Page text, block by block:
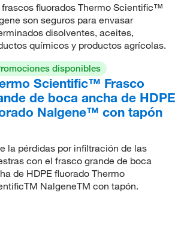
frascos fluorados Thermo Scientific™
son seguros para envasar
disolventes, aceites,
químicos y productos agrícolas.
disponibles
Scientific™ Frasco
de boca ancha de HDPE
Nalgene™ con tapón
la pérdidas por infiltración de las
con el frasco grande de boca
de HDPE fluorado Thermo
NalgeneTM con tapón.